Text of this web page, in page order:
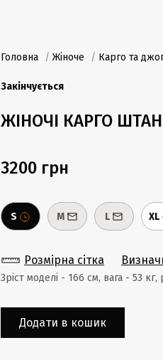
Головна /Жіноче / Карго та
Закінчується
ЖІНОЧІ КАРГО
3200 грн
S M L XL
Розмірна сітка
Зріст моделі - 166 cм, вага - 53 кг,
Додати в кошик